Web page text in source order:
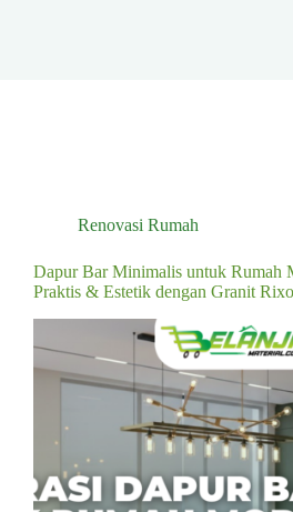
Renovasi Rumah
Dapur Bar Minimalis untuk Rumah
Praktis & Estetik dengan Granit Rixo